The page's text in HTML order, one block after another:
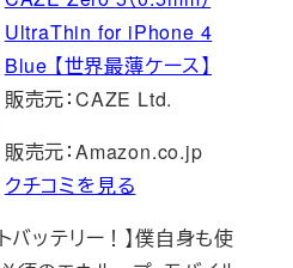
UltraThin for iPhone 4
Blue 【世界最薄ケース】
販売元：CAZE Ltd.
販売元：Amazon.co.jp
クチコミを見る
バッテリー！】僕自身も使